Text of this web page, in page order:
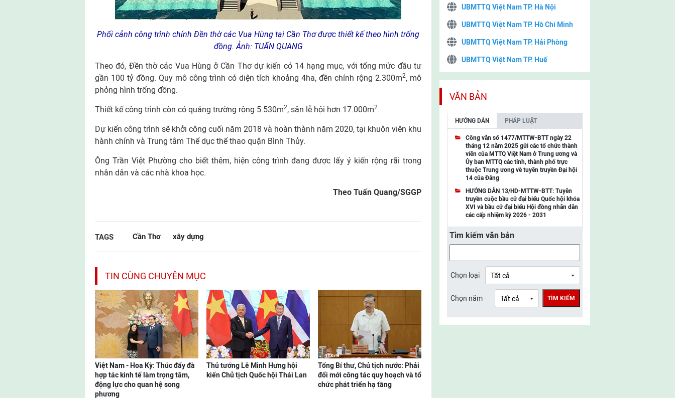
Phối cảnh công trình chính Đền thờ các Vua Hùng tại Cần Thơ được thiết kế theo hình trống
đồng. Ảnh: TUẤN QUANG
Theo đó, Đền thờ các Vua Hùng ở Cần Thơ dự kiến có 14 hạng mục, với tổng mức đầu tư
gần 100 tỷ đồng. Quy mô công trình có diện tích khoảng 4ha, đền chính rộng 2.300m2, mô
phỏng hình trống đồng.
Thiết kế công trình còn có quảng trường rộng 5.530m2, sân lễ hội hơn 17.000m2.
Dự kiến công trình sẽ khởi công cuối năm 2018 và hoàn thành năm 2020, tại khuôn viên khu
hành chính và Trung tâm Thể dục thể thao quận Bình Thủy.
Ông Trần Việt Phường cho biết thêm, hiện công trình đang được lấy ý kiến rộng rãi trong
nhân dân và các nhà khoa học.
Theo Tuấn Quang/SGGP
TAGS Cần Thơ xây dựng
TIN CÙNG CHUYÊN MỤC
Việt Nam - Hoa Kỳ: Thúc đẩy đà
hợp tác kinh tế làm trọng tâm,
động lực cho quan hệ song
phương
Thủ tướng Lê Minh Hưng hội
kiến Chủ tịch Quốc hội Thái Lan
Tổng Bí thư, Chủ tịch nước: Phải
đổi mới công tác quy hoạch và tổ
chức phát triển hạ tầng
UBMTTQ Việt Nam TP. Hà Nội
UBMTTQ Việt Nam TP. Hồ Chí Minh
UBMTTQ Việt Nam TP. Hải Phòng
UBMTTQ Việt Nam TP. Huế
UBMTTQ Việt Nam TP. Cần Thơ
UBMTTQ Việt Nam tỉnh Quảng Ninh
UBMTTQ Việt Nam tỉnh Cao Bằng
UBMTTQ Việt Nam tỉnh Lạng Sơn
UBMTTQ Việt Nam tỉnh Lai Châu
UBMTTQ Việt Nam tỉnh Điện Biên
UBMTTQ Việt Nam tỉnh Sơn La
UBMTTQ Việt Nam tỉnh Thanh Hóa
UBMTTQ Việt Nam tỉnh Nghệ An
UBMTTQ Việt Nam tỉnh Lào Cai
UBMTTQ Việt Nam tỉnh Thái Nguyên
VĂN BẢN
HƯỚNG DẪN PHÁP LUẬT
Công văn số 1477/MTTW-BTT ngày 22
tháng 12 năm 2025 gửi các tổ chức thành
viên của MTTQ Việt Nam ở Trung ương và
Ủy ban MTTQ các tỉnh, thành phố trực
thuộc Trung ương về tuyên truyền Đại hội
14 của Đảng
HƯỚNG DẪN 13/HD-MTTW-BTT: Tuyên
truyền cuộc bầu cử đại biểu Quốc hội khóa
XVI và bầu cử đại biểu Hội đồng nhân dân
các cấp nhiệm kỳ 2026 - 2031
Tìm kiếm văn bản
Chọn loại
Chọn năm TÌM KIẾM